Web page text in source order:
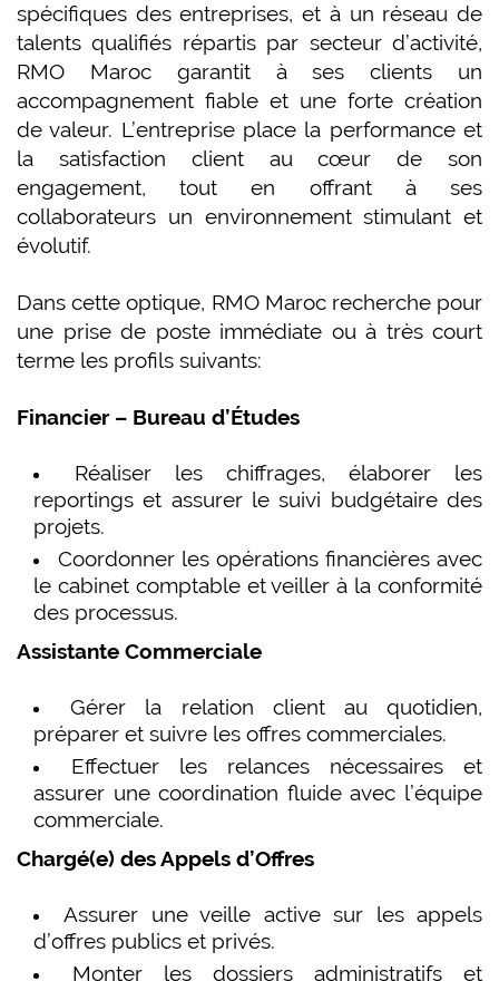
spécifiques des entreprises, et à un réseau de
talents qualifiés répartis par secteur d’activité,
RMO Maroc garantit à ses clients un
accompagnement fiable et une forte création
de valeur. L’entreprise place la performance et
la satisfaction client au cœur de son
engagement, tout en offrant à ses
collaborateurs un environnement stimulant et
évolutif.
Dans cette optique, RMO Maroc recherche pour
une prise de poste immédiate ou à très court
terme les profils suivants:
Financier – Bureau d’Études
Réaliser les chiffrages, élaborer les
reportings et assurer le suivi budgétaire des
projets.
Coordonner les opérations financières avec
le cabinet comptable et veiller à la conformité
des processus.
Assistante Commerciale
Gérer la relation client au quotidien,
préparer et suivre les offres commerciales.
Effectuer les relances nécessaires et
assurer une coordination fluide avec l’équipe
commerciale.
Chargé(e) des Appels d’Offres
Assurer une veille active sur les appels
d’offres publics et privés.
Monter les dossiers administratifs et